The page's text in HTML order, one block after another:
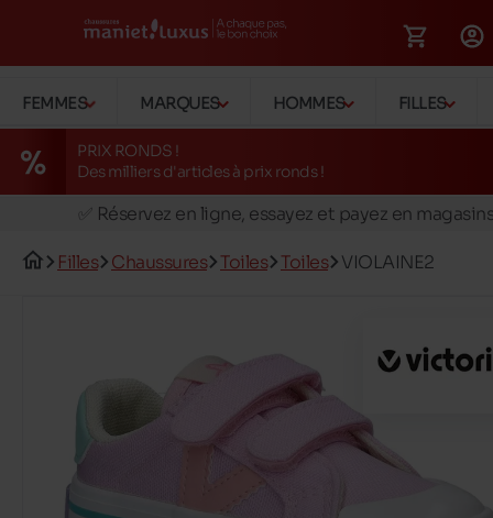
FEMMES MARQUES HOMMES FILLES
PRIX RONDS !
Des milliers d'articles à prix ronds !
🚛 Livraison gratuite en magasins
✅ Réservez en ligne, essayez et payez en
🚛 Livraison gratuite en magasins
Filles Chaussures Toiles Toiles VIOLAINE2